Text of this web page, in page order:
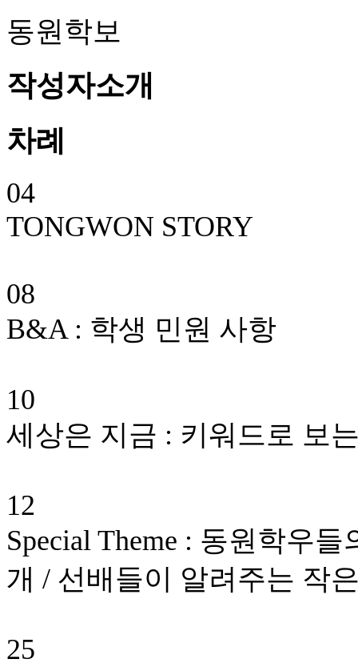
동원학보
작성자소개
차례
04
TONGWON STORY
08
B&A : 학생 민원 사항
10
세상은 지금 : 키워드로 보
12
Special Theme : 동원학우
개 / 선배들이 알려주는 작
25